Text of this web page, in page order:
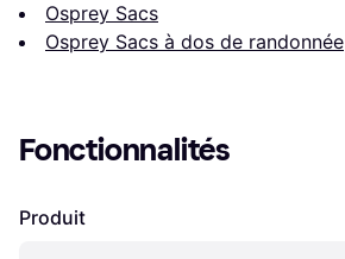
Osprey Sacs
Osprey Sacs à dos de randonnée
Fonctionnalités
Produit